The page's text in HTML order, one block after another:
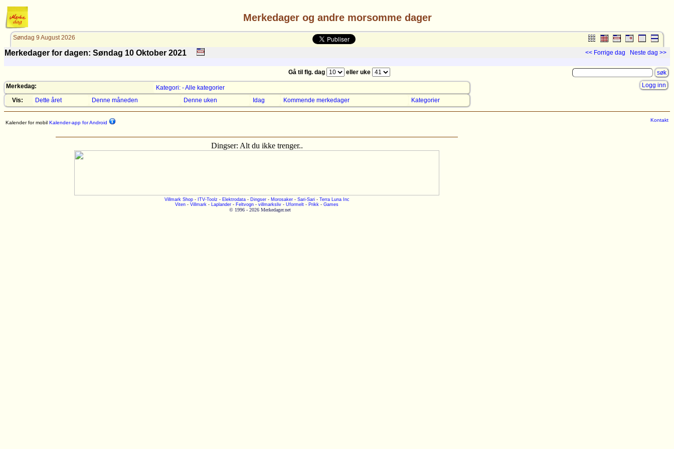
Merkedager og andre morsomme dager
Søndag 9 August 2026
Merkedager for dagen: Søndag 10 Oktober 2021 << Forrige dag Neste dag >>
Gå til flg. dag
eller uke
Merkedag:
Kategori: - Alle kategorier
Vis:
Dette året Denne måneden Denne uken Idag Kommende merkedager Kategorier
Logg inn
Kalender for mobil Kalender-app for Android
Dingser: Alt du ikke trenger..
Villmark Shop- ITV-Toolz - Elektrodata- Dingser- Morosaker- Sari-Sari- Terra Luna Inc
Viten - Villmark - Laplander - Feltvogn - villmarksliv - Uformelt - Prikk - Games
© 1996 - 2026 Merkedager.net
Kontakt